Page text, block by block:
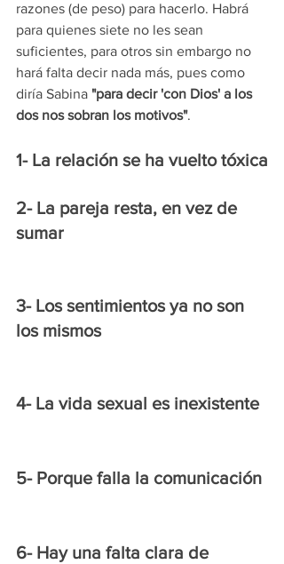
razones (de peso) para hacerlo. Habrá
para quienes siete no les sean
suficientes, para otros sin embargo no
hará falta decir nada más, pues como
diría Sabina "para decir 'con Dios' a los
dos nos sobran los motivos".
1- La relación se ha vuelto tóxica
2- La pareja resta, en vez de
sumar
3- Los sentimientos ya no son
los mismos
4- La vida sexual es inexistente
5- Porque falla la comunicación
6- Hay una falta clara de